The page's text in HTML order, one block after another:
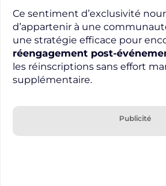
Ce sentiment d’exclusivité
d’appartenir à une
une stratégie efficace pour
réengagement post-
les réinscriptions sans effort
supplémentaire.
Publicité